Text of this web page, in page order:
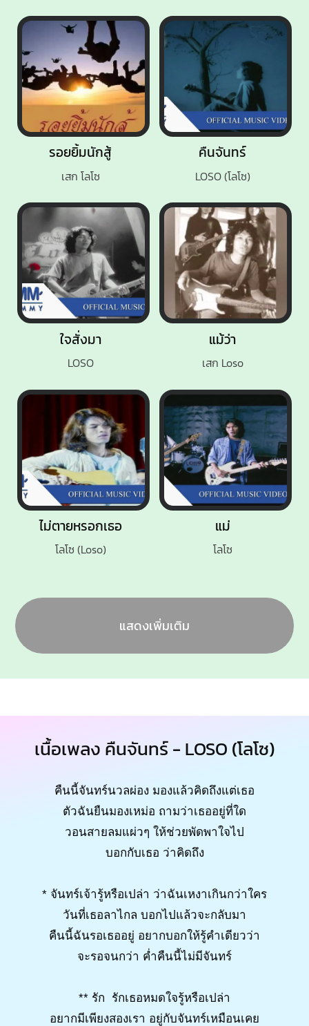
คืนจันทร์
LOSO (โลโซ)
แม้ว่า
เสก Loso
ใจสั่งมา
LOSO
รอยยิ้มนักสู้
เสก โลโซ
ไม่ตายหรอกเธอ
โลโซ (Loso)
แม่
โลโซ
แสดงเพิ่มเติม
เนื้อเพลง คืนจันทร์ - LOSO (โลโซ)
คืนนี้จันทร์นวลผ่อง มองแล้วคิดถึงแต่เธอ
ตัวฉันยืนมองเหม่อ ถามว่าเธออยู่ที่ใด
วอนสายลมแผ่วๆ ให้ช่วยพัดพาใจไป
บอกกับเธอ ว่าคิดถึง
* จันทร์เจ้ารู้หรือเปล่า ว่าฉันเหงาเกินกว่าใคร
วันที่เธอลาไกล บอกไปแล้วจะกลับมา
คืนนี้ฉันรอเธออยู่ อยากบอกให้รู้คำเดียวว่า
จะรอจนกว่า ค่ำคืนนี้ไม่มีจันทร์
** รัก รักเธอหมดใจรู้หรือเปล่า
อยากมีเพียงสองเรา อยู่กับจันทร์เหมือนเคย